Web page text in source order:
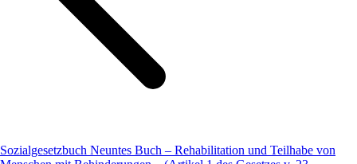
Sozialgesetzbuch Neuntes Buch – Rehabilitation und Teilhabe von